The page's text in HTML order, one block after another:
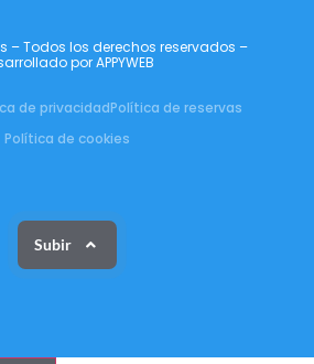
– Todos los derechos reservados –
por APPYWEB
de privacidadPolítica de reservas
Política de cookies
Subir